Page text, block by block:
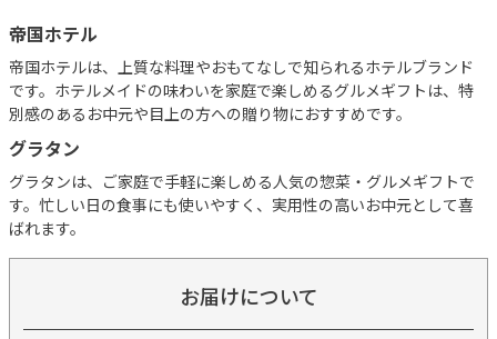
帝国ホテル
帝国ホテルは、上質な料理やおもてなしで知られるホテルブランド
です。ホテルメイドの味わいを家庭で楽しめるグルメギフトは、特
別感のあるお中元や目上の方への贈り物におすすめです。
グラタン
グラタンは、ご家庭で手軽に楽しめる人気の惣菜・グルメギフトで
す。忙しい日の食事にも使いやすく、実用性の高いお中元として喜
ばれます。
お届けについて